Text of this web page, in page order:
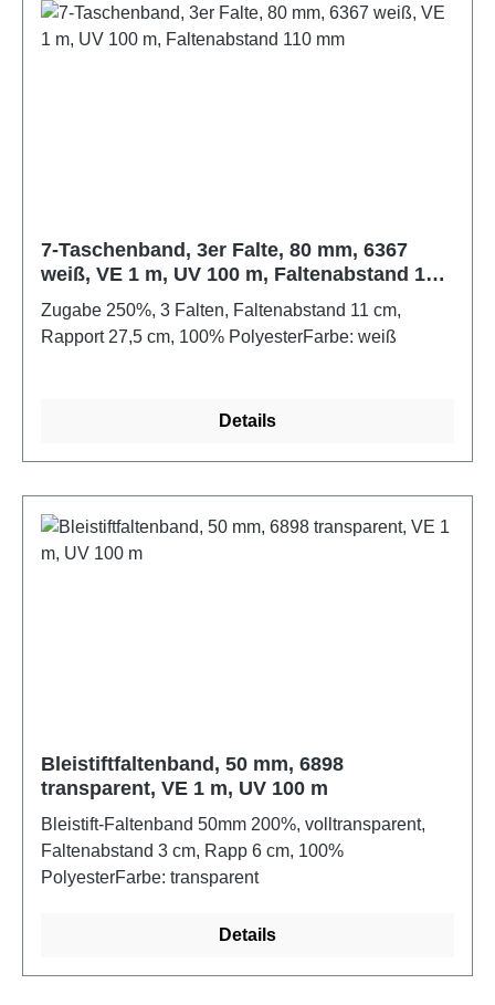
7-Taschenband, 3er Falte, 80 mm, 6367
weiß, VE 1 m, UV 100 m, Faltenabstand 110
mm
Zugabe 250%, 3 Falten, Faltenabstand 11 cm,
Rapport 27,5 cm, 100% PolyesterFarbe: weiß
Details
Bleistiftfaltenband, 50 mm, 6898
transparent, VE 1 m, UV 100 m
Bleistift-Faltenband 50mm 200%, volltransparent,
Faltenabstand 3 cm, Rapp 6 cm, 100%
PolyesterFarbe: transparent
Details